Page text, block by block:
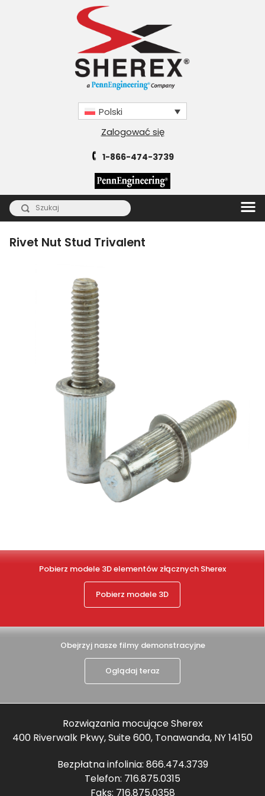
Polski
Zalogować się
1-866-474-3739
Rivet Nut Stud Trivalent
Pobierz modele 3D elementów złącznych Sherex
Pobierz modele 3D
Obejrzyj nasze filmy demonstracyjne
Oglądaj teraz
Rozwiązania mocujące Sherex
400 Riverwalk Pkwy, Suite 600, Tonawanda, NY 14150
Bezpłatna infolinia: 866.474.3739
Telefon: 716.875.0315
Faks: 716.875.0358